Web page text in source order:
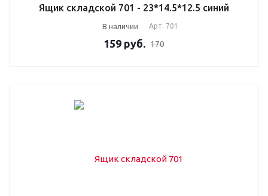
Ящик складской 701 - 23*14.5*12.5 синий
В наличии Арт. 701
159 руб. 170